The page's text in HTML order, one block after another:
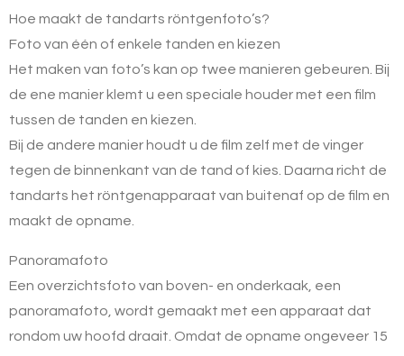
Hoe maakt de tandarts röntgenfoto’s?
Foto van één of enkele tanden en kiezen
Het maken van foto’s kan op twee manieren gebeuren. Bij
de ene manier klemt u een speciale houder met een film
tussen de tanden en kiezen.
Bij de andere manier houdt u de film zelf met de vinger
tegen de binnenkant van de tand of kies. Daarna richt de
tandarts het röntgenapparaat van buitenaf op de film en
maakt de opname.
Panoramafoto
Een overzichtsfoto van boven- en onderkaak, een
panoramafoto, wordt gemaakt met een apparaat dat
rondom uw hoofd draait. Omdat de opname ongeveer 15